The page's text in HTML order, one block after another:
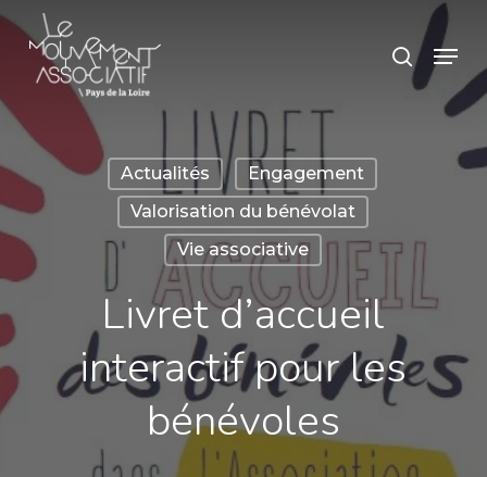
Skip
content
search
Menu
Actualités
Engagement
Valorisation du bénévolat
Vie associative
Livret d’accueil
interactif pour les
bénévoles
Panneau de gestion des cookies